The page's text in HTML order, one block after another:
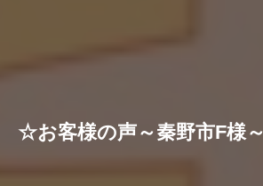
☆お客様の声～秦野市F様～